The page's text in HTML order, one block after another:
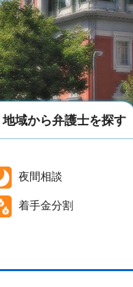
地域から弁護士を探す
夜間相談
着手金分割